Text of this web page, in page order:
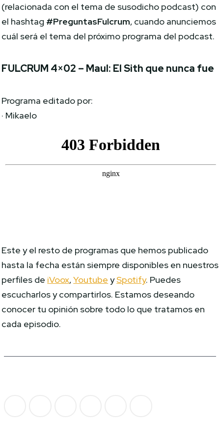
(relacionada con el tema de susodicho podcast) con
el hashtag #PreguntasFulcrum, cuando anunciemos
cuál será el tema del próximo programa del podcast.
FULCRUM 4×02 – Maul: El Sith que nunca fue
Programa editado por:
· Mikaelo
Este y el resto de programas que hemos publicado
hasta la fecha están siempre disponibles en nuestros
perfiles de iVoox,Youtube ySpotify. Puedes
escucharlos y compartirlos. Estamos deseando
conocer tu opinión sobre todo lo que tratamos en
cada episodio.